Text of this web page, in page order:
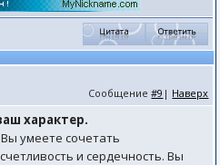
Сообщение#9 | Наверх
характер.
Вы умеете сочетать
и сердечность. Вы